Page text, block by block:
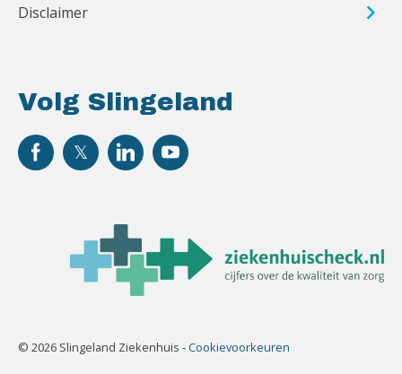
Volg Slingeland
Disclaimer
© 2026 Slingeland Ziekenhuis -Cookievoorkeuren